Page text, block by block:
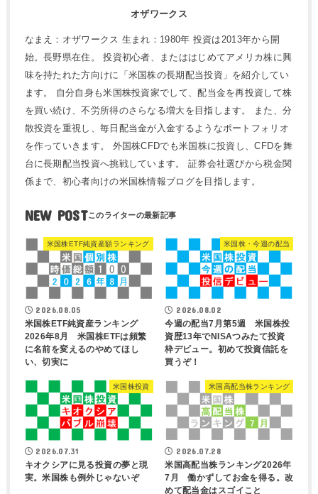
オザワークス
なまえ：オザワークス 生まれ：1980年 投資は2013年から開
始。長野県在住。 投資初心者、またははじめてアメリカ株に興
味を持たれた方向けに「米国株の長期配当投資」を紹介してい
ます。 自分自身も米国株投資家でして、配当金を再投資して株
を買い続け、不労所得のさらなる増大を目指します。 また、分
散投資を重視し、毎日配当金が入金するようなポートフォリオ
を作っていきます。 外国株CFDでも米国株に投資し、CFDを舞
台に長期配当投資へ挑戦しています。 証券会社選びから税金関
係まで、初心者向けの米国株情報ブログを目指します。
NEW POST
米国株ETF純資産額ランキング
2026.08.05
米国株ETF純資産ランキング
2026年8月 米国株ETFは頻繁
に名前を変えるのやめてほし
い、切実に
米国株・今週の配当
2026.08.02
今週の配当7月第5週 米国株投
資歴13年でNISAつみたて投資
枠デビュー。初めて投資信託を
買うぞ！
米国株投資
2026.07.31
キオクシアに見る投資の夢と現
実。米国株も例外じゃないぞ
米国高配当株ランキング
2026.07.28
米国高配当株ランキング2026年
7月 働かずしてお金を得る。改
めて配当金はスゴイこと